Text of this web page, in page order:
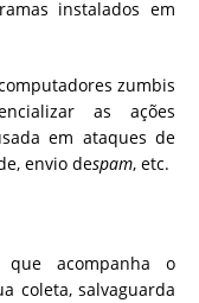
instalados em
zumbis
as ações
em ataques de
envio despam, etc.
que acompanha o
coleta, salvaguarda